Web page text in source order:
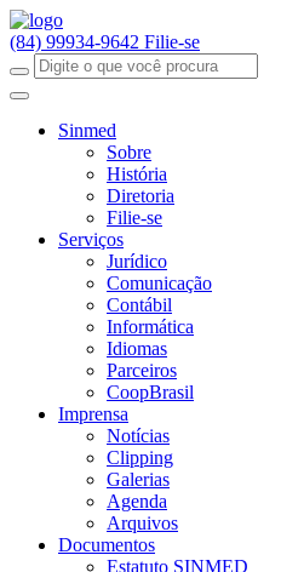
(84) 99934-9642 Filie-se
Sinmed
Sobre
História
Diretoria
Filie-se
Serviços
Jurídico
Comunicação
Contábil
Informática
Idiomas
Parceiros
CoopBrasil
Imprensa
Notícias
Clipping
Galerias
Agenda
Arquivos
Documentos
Estatuto SINMED